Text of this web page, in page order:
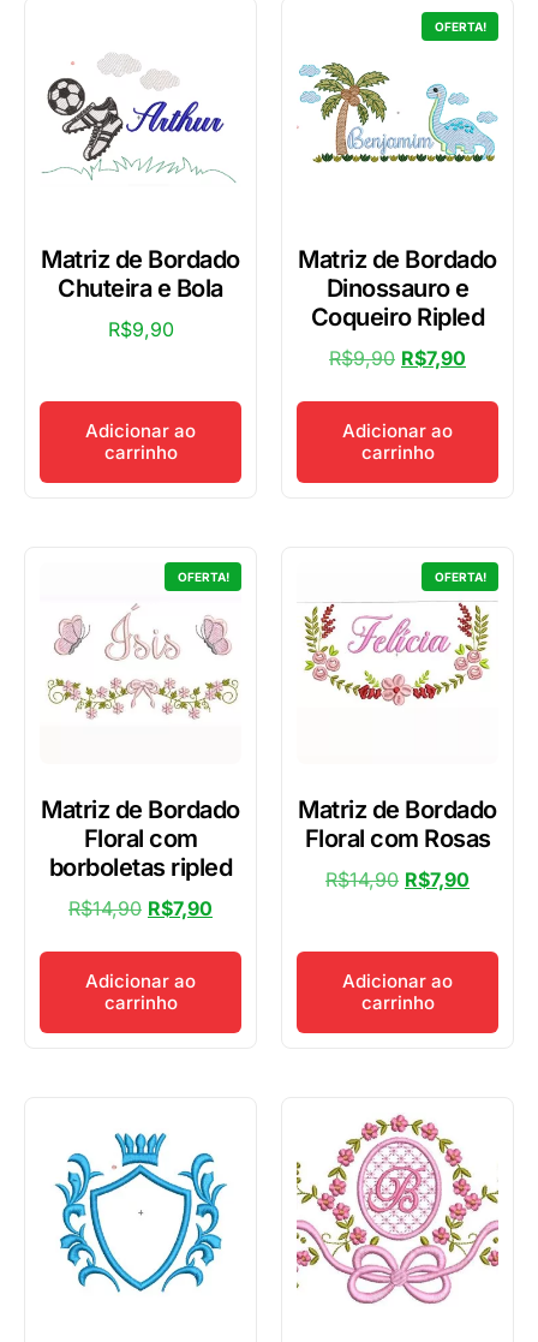
Matriz de Bordado
Chuteira e Bola
R$9,90
Adicionar ao
carrinho
OFERTA!
Matriz de Bordado
Dinossauro e
Coqueiro Ripled
R$9,90 R$7,90
Adicionar ao
carrinho
OFERTA!
Matriz de Bordado
Floral com
borboletas ripled
R$14,90 R$7,90
Adicionar ao
carrinho
OFERTA!
Matriz de Bordado
Floral com Rosas
R$14,90 R$7,90
Adicionar ao
carrinho